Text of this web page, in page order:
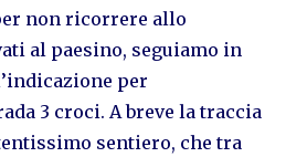
non ricorrere allo
al paesino, seguiamo in
per
3 croci. A breve la traccia
sentiero, che tra